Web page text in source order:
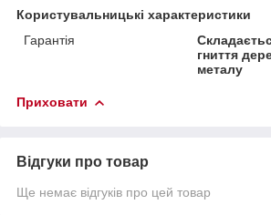
Користувальницькі характеристики
Гарантія
гниття
металу
Приховати
Відгуки про товар
Ще немає відгуків про цей товар